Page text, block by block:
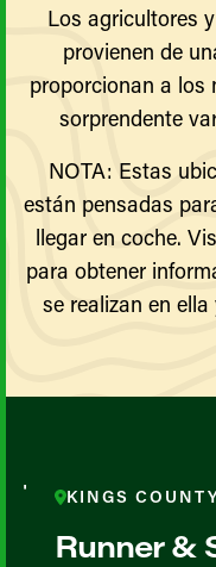
Los agricultores
provienen de
proporcionan a los
sorprendente
NOTA: Estas
están pensadas
llegar en coche.
para obtener
se realizan en
Todos los
KINGS
Runner &